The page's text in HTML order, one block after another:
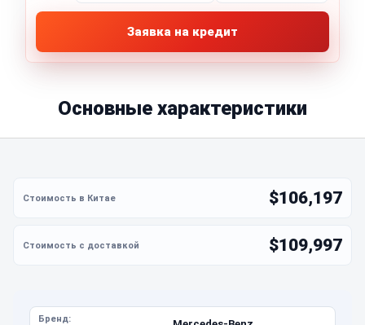
Заявка на кредит
Основные характеристики
$106,197
$109,997
Бренд: